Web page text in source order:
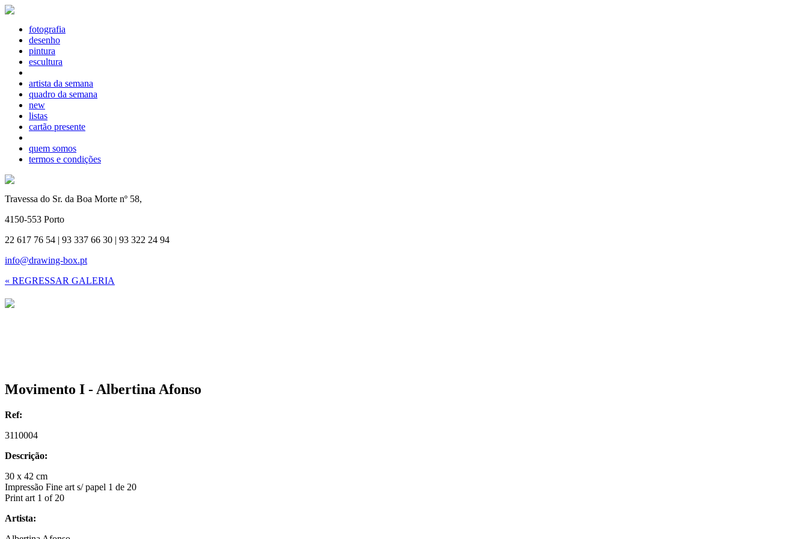
fotografia
desenho
pintura
escultura
artista da semana
quadro da semana
new
listas
cartão presente
quem somos
termos e condições
Travessa do Sr. da Boa Morte nº 58,
4150-553 Porto
22 617 76 54 | 93 337 66 30 | 93 322 24 94
info@drawing-box.pt
« REGRESSAR GALERIA
Movimento I - Albertina Afonso
Ref:
3110004
Descrição:
30 x 42 cm
Impressão Fine art s/ papel 1 de 20
Print art 1 of 20
Artista: